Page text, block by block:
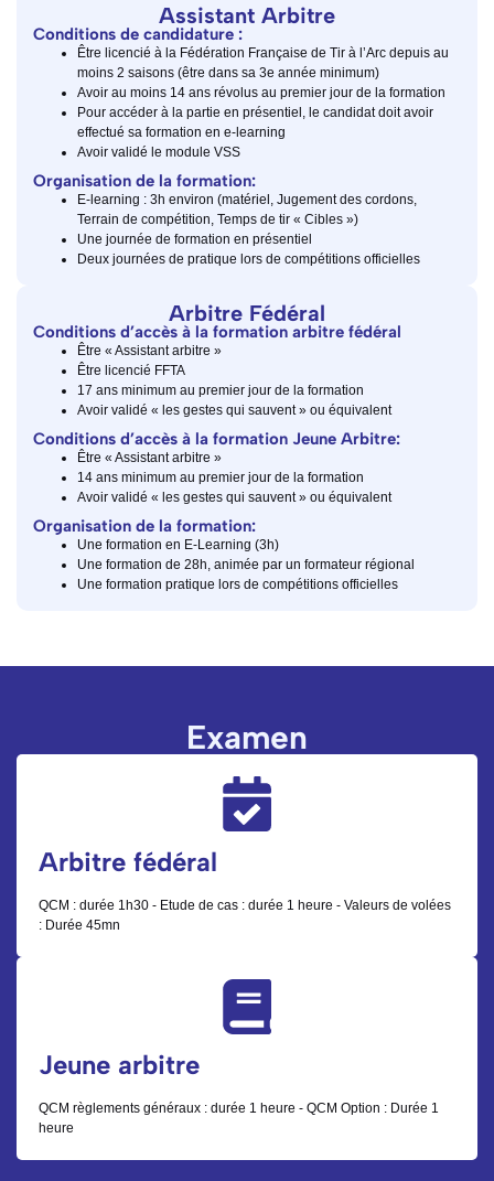
Assistant Arbitre
Conditions de candidature :
Être licencié à la Fédération Française de Tir à l’Arc depuis au
moins 2 saisons (être dans sa 3e année minimum)
Avoir au moins 14 ans révolus au premier jour de la formation
Pour accéder à la partie en présentiel, le candidat doit avoir
effectué sa formation en e-learning
Avoir validé le module VSS
Organisation de la formation:
E-learning : 3h environ (matériel, Jugement des cordons,
Terrain de compétition, Temps de tir « Cibles »)
Une journée de formation en présentiel
Deux journées de pratique lors de compétitions officielles
Arbitre Fédéral
Conditions d’accès à la formation arbitre fédéral
Être « Assistant arbitre »
Être licencié FFTA
17 ans minimum au premier jour de la formation
Avoir validé « les gestes qui sauvent » ou équivalent
Conditions d’accès à la formation Jeune Arbitre:
Être « Assistant arbitre »
14 ans minimum au premier jour de la formation
Avoir validé « les gestes qui sauvent » ou équivalent
Organisation de la formation:
Une formation en E-Learning (3h)
Une formation de 28h, animée par un formateur régional
Une formation pratique lors de compétitions officielles
Examen
Arbitre fédéral
QCM : durée 1h30 - Etude de cas : durée 1 heure - Valeurs de volées
: Durée 45mn
Jeune arbitre
QCM règlements généraux : durée 1 heure - QCM Option : Durée 1
heure